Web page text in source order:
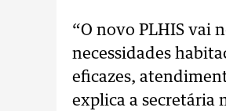
“O novo PLHIS vai
necessidades
eficazes,
explica a secretária